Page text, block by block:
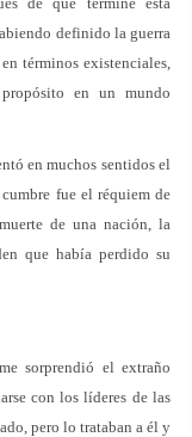
definido la guerra
términos existenciales,
en un mundo
en muchos sentidos el
fue el réquiem de
de una nación, la
que había perdido su
sorprendió el extraño
con los líderes de las
pero lo trataban a él y